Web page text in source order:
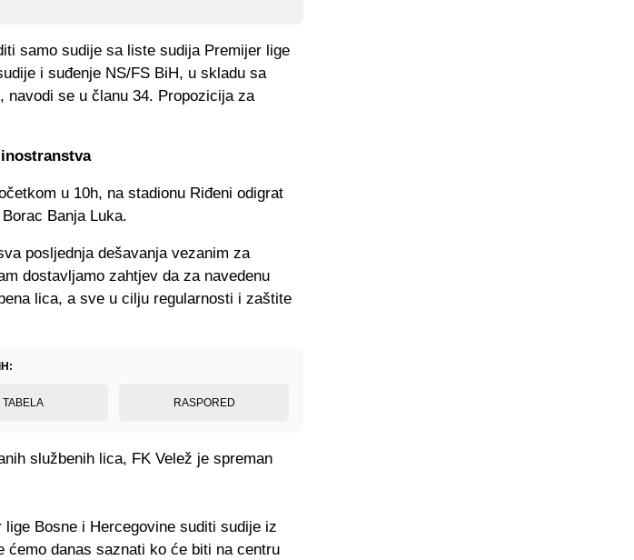
samo sudije sa liste sudija Premijer lige
i suđenje NS/FS BiH, u skladu sa
navodi se u članu 34. Propozicija za
u 10h, na stadionu Riđeni odigrat
Banja Luka.
posljednja dešavanja vezanim za
dostavljamo zahtjev da za navedenu
lica, a sve u cilju regularnosti i zaštite
TABELA RASPORED
službenih lica, FK Velež je spreman
Bosne i Hercegovine suditi sudije iz
ćemo danas saznati ko će biti na centru